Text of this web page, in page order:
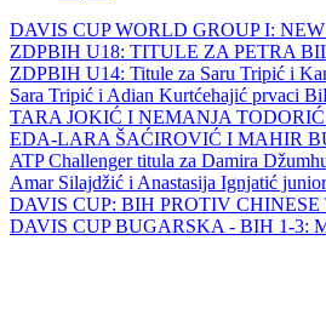
DAVIS CUP WORLD GROUP I:
ZDPBIH U18: TITULE ZA PETRA
ZDPBIH U14: Titule za Saru Tripić i
Sara Tripić i Adian Kurtćehajić prvaci
TARA JOKIĆ I NEMANJA
EDA-LARA ŠAĆIROVIĆ I MAHIR
ATP Challenger titula za Damira
Amar Silajdžić i Anastasija Ignjatić
DAVIS CUP: BIH PROTIV
DAVIS CUP BUGARSKA - BIH 1-3: